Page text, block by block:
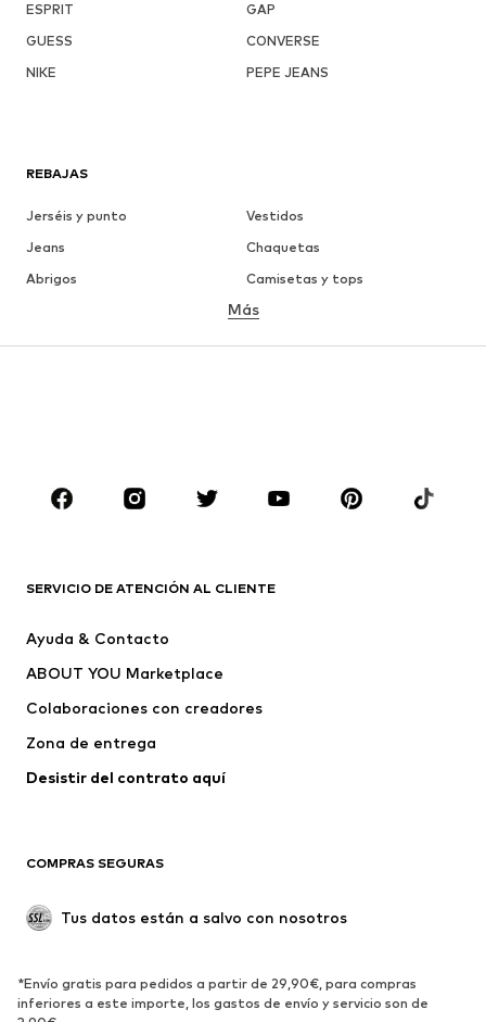
ESPRIT
GAP
GUESS
CONVERSE
NIKE
PEPE JEANS
REBAJAS
Jerséis y punto
Vestidos
Jeans
Chaquetas
Abrigos
Camisetas y tops
Ropa interior
Faldas
Blusas y camisas
Zapatos
Deporte
Vestidos
Camisetas y tops
Chaquetas
Jerséis y punto
Ropa interior
Abrigos
Tallas grandes
Reciclado
ZAPATOS
Más
SERVICIO DE ATENCIÓN AL CLIENTE
Ayuda & Contacto
ABOUT YOU Marketplace
Colaboraciones con creadores
Zona de entrega
Desistir del contrato aquí
COMPRAS SEGURAS
Tus datos están a salvo con nosotros
*Envío gratis para pedidos a partir de 29,90€, para compras
inferiores a este importe, los gastos de envío y servicio son de